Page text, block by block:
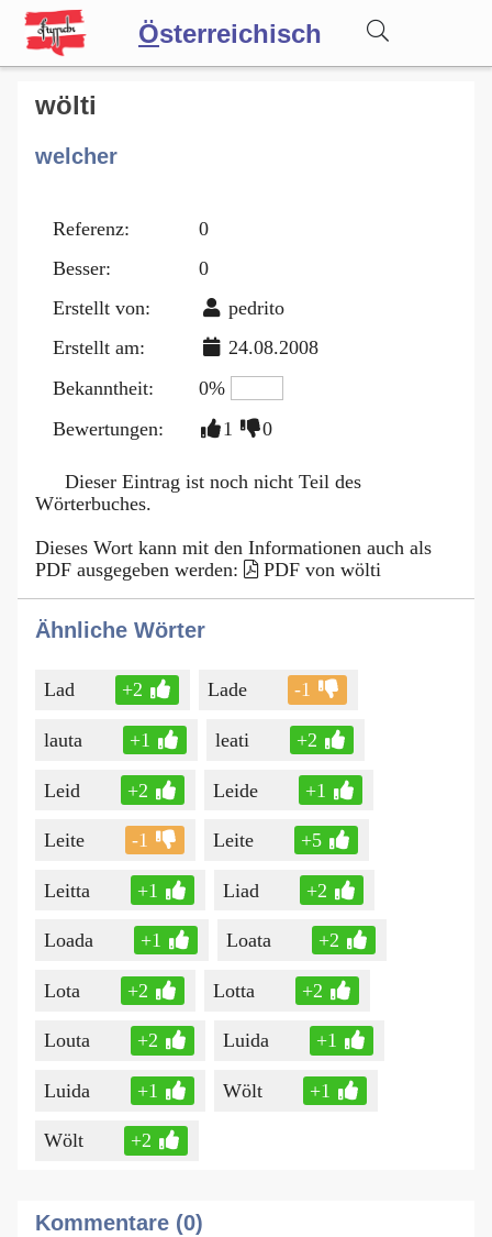
Österreichisch
Wörterbuch
Forum
Blog
wölti
welcher
Referenz:
0
Besser:
0
Erstellt von:
pedrito
Erstellt am:
24.08.2008
Bekanntheit:
0%
Bewertungen:
1 0
Dieser Eintrag ist noch nicht Teil des
Wörterbuches.
Dieses Wort kann mit den Informationen auch als
PDF ausgegeben werden:
PDF von wölti
Ähnliche Wörter
Lad +2 Lade -1
lauta +1 leati +2
Leid +2 Leide +1
Leite -1 Leite +5
Leitta +1 Liad +2
Loada +1 Loata +2
Lota +2 Lotta +2
Louta +2 Luida +1
Luida +1 Wölt +1
Wölt +2
Kommentare (0)